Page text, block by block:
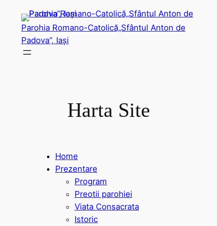
conținut
Parohia Romano-Catolică„Sfântul Anton de
Padova”, Iași
Harta Site
Home
Prezentare
Program
Preotii parohiei
Viata Consacrata
Istoric